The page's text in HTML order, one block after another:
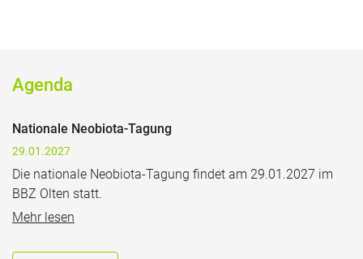
Agenda
Nationale Neobiota-Tagung
29.01.2027
Die nationale Neobiota-Tagung findet am 29.01.2027 im
BBZ Olten statt.
Mehr lesen